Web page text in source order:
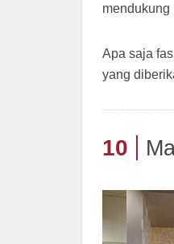
mendukung
Apa saja
yang
10